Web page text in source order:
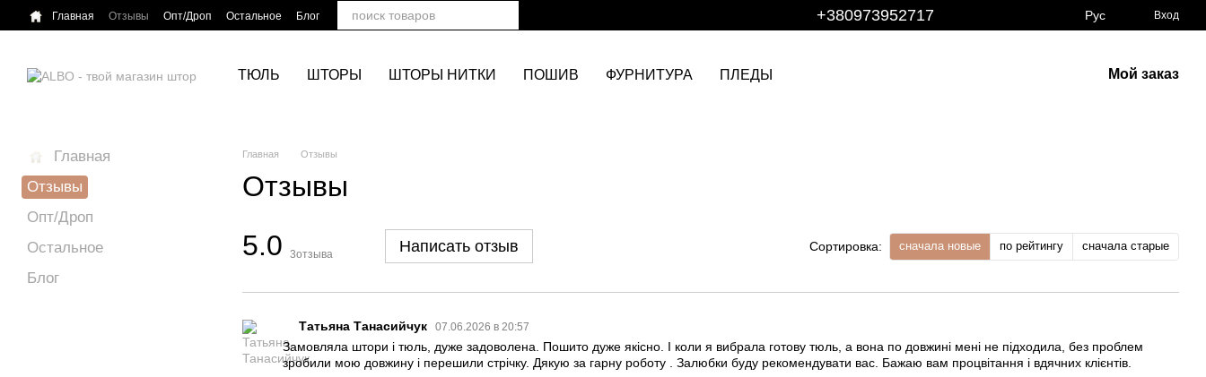
Перейти к основному контенту
Главная Отзывы Опт/Дроп Остальное Блог +380973952717 Рус Вход
ТЮЛЬ ШТОРЫ ШТОРЫ НИТКИ ПОШИВ ФУРНИТУРА ПЛЕДЫ Мой заказ
Главная Отзывы
Отзывы
5.0
3отзыва Написать отзыв Сортировка: сначала новые по рейтингу сначала старые
Татьяна Танасийчук 07.06.2026 в 20:57
Замовляла штори і тюль, дуже задоволена. Пошито дуже якісно. І коли я вибрала готову тюль, а вона по довжині мені не підходила, без проблем
зробили мою довжину і перешили стрічку. Дякую за гарну роботу . Залюбки буду рекомендувати вас. Бажаю вам процвітання і вдячних клієнтів.
Главная
Отзывы
Опт/Дроп
Остальное
Блог